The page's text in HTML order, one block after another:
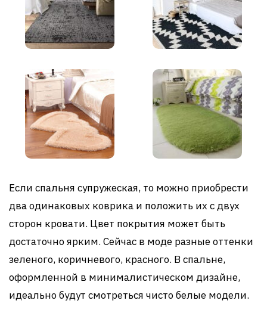
Если спальня супружеская, то можно приобрести
два одинаковых коврика и положить их с двух
сторон кровати. Цвет покрытия может быть
достаточно ярким. Сейчас в моде разные оттенки
зеленого, коричневого, красного. В спальне,
оформленной в минималистическом дизайне,
идеально будут смотреться чисто белые модели.